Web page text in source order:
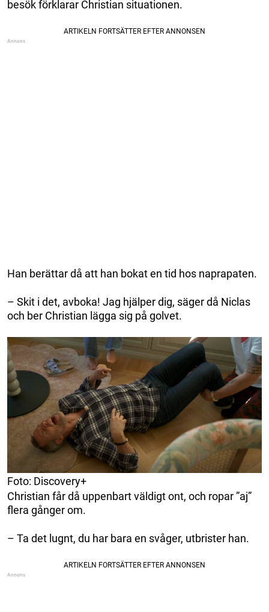
besök förklarar Christian situationen.
Han berättar då att han bokat en tid hos naprapaten.
– Skit i det, avboka! Jag hjälper dig, säger då Niclas
och ber Christian lägga sig på golvet.
Foto: Discovery+
Christian får då uppenbart väldigt ont, och ropar ”aj”
flera gånger om.
– Ta det lugnt, du har bara en svåger, utbrister han.